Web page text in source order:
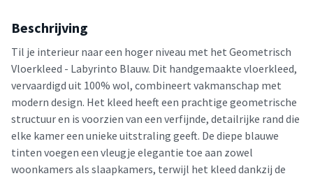
Beschrijving
Til je interieur naar een hoger niveau met het Geometrisch
Vloerkleed - Labyrinto Blauw. Dit handgemaakte vloerkleed,
vervaardigd uit 100% wol, combineert vakmanschap met
modern design. Het kleed heeft een prachtige geometrische
structuur en is voorzien van een verfijnde, detailrijke rand die
elke kamer een unieke uitstraling geeft. De diepe blauwe
tinten voegen een vleugje elegantie toe aan zowel
woonkamers als slaapkamers, terwijl het kleed dankzij de